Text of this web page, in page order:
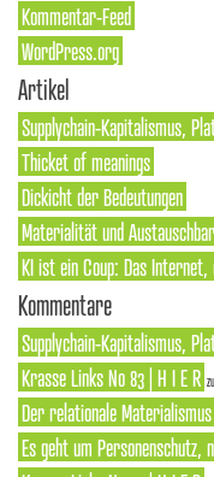
Kommentar-Feed
WordPress.org
Artikel
Supplychain-Kapitalismus,
Thicket of meanings
Dickicht der Bedeutungen
Materialität und
KI ist ein Coup: Das
Kommentare
Supplychain-Kapitalismus,
Krasse Links No 83 | H I E R zu
Der relationale
Es geht um